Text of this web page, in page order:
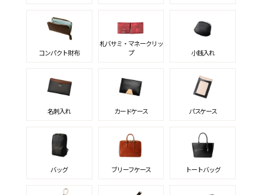
コンパクト財布
札バサミ・マネークリッ
プ
小銭入れ
名刺入れ カードケース パスケース
バッグ ブリーフケース トートバッグ